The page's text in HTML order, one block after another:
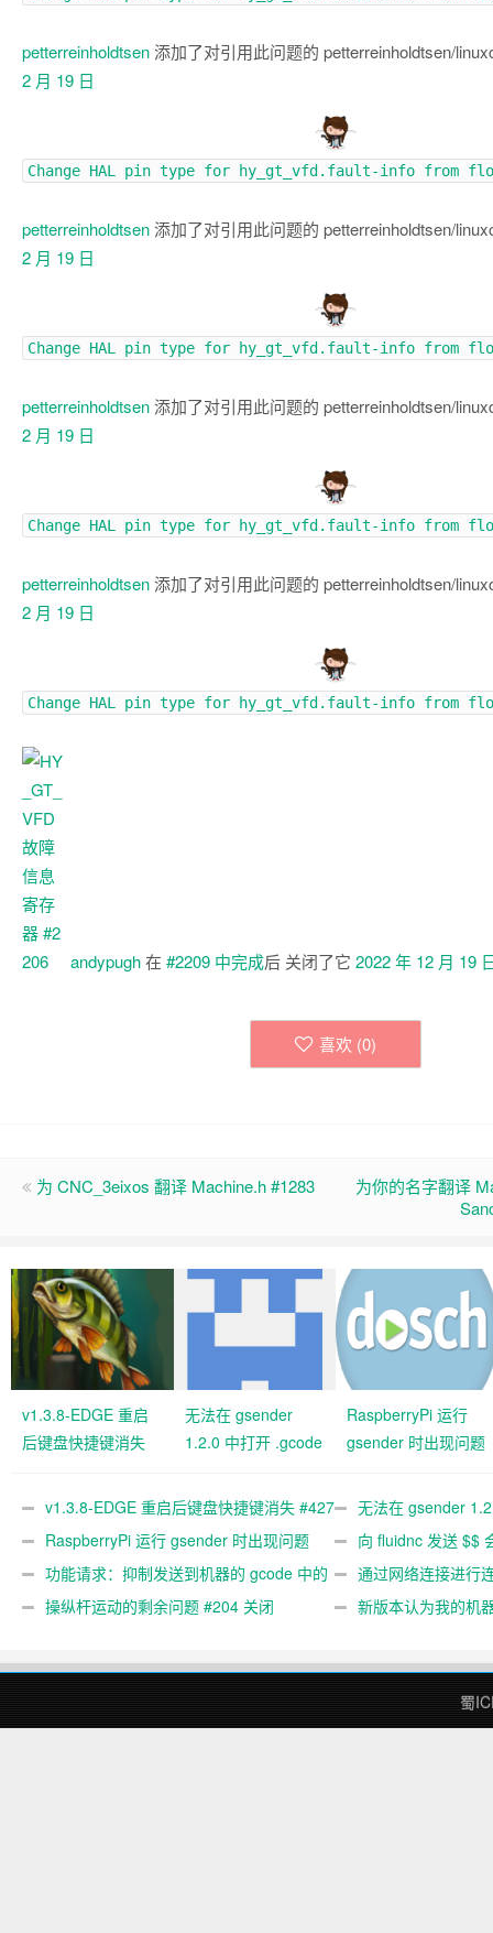
petterreinholdtsen添加了对引用此问题的 petterreinholdtsen/
2 月 19 日
Change HAL pin type for hy_gt_vfd.fault-info from
petterreinholdtsen添加了对引用此问题的 petterreinholdtsen/
2 月 19 日
Change HAL pin type for hy_gt_vfd.fault-info from
petterreinholdtsen添加了对引用此问题的 petterreinholdtsen/
2 月 19 日
Change HAL pin type for hy_gt_vfd.fault-info from
petterreinholdtsen添加了对引用此问题的 petterreinholdtsen/
2 月 19 日
Change HAL pin type for hy_gt_vfd.fault-info from
andypugh在 #2209 中完成后 关闭了它 2022 年 12 月 19
喜欢 (0)
为 CNC_3eixos 翻译 Machine.h #1283
为你的名字翻译
v1.3.8-EDGE 重启
后键盘快捷键消失
无法在 gsender
1.2.0 中打开 .gcode
RaspberryPi 运行
gsender 时出现问题
v1.3.8-EDGE 重启后键盘快捷键消失 #427
关闭
无法在 gsender
#367
RaspberryPi 运行 gsender 时出现问题
#89
向 fluidnc 发送 $$
#473
功能请求：抑制发送到机器的 gcode 中的
gcode 注释。 #444 关闭
通过网络连接进行
操纵杆运动的剩余问题 #204 关闭
新版本认为我的机
蜀